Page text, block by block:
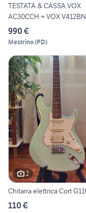
TESTATA & CASSA VOX
AC30CCH + VOX V412BN
990 €
Mestrino(PD)
2
Chitarra elettrica Cort
110 €